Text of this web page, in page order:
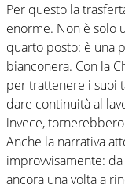
Per questo la
enorme. Non è solo
quarto posto: è una
bianconera. Con la
per trattenere i suoi
dare continuità al
invece,
Anche la narrativa
improvvisamente:
ancora una volta a